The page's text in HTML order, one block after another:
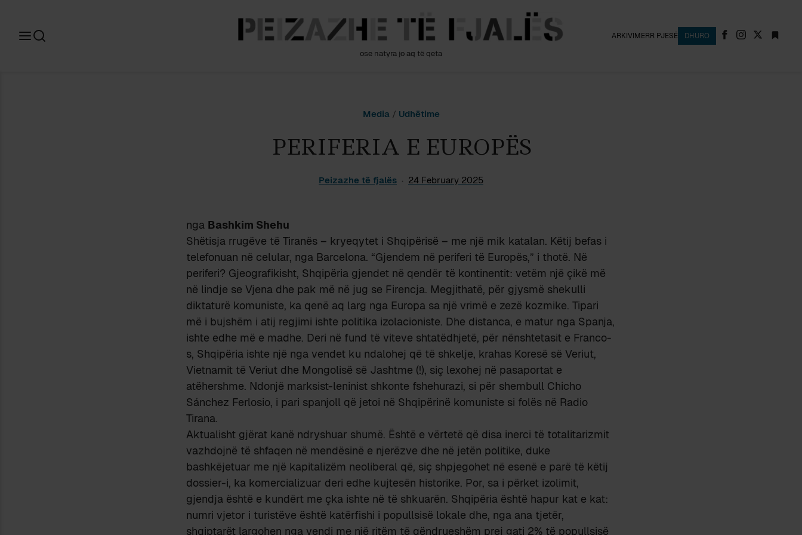
ose natyra jo aq të qeta
ARKIVIMERR PJESË DHURO
Media/ Udhëtime
PERIFERIA E EUROPËS
Peizazhe të fjalës 24 February 2025
nga Bashkim Shehu
Shëtisja rrugëve të Tiranës – kryeqytet i Shqipërisë – me një mik katalan. Këtij befas i
telefonuan në celular, nga Barcelona. “Gjendem në periferi të Europës,” i thotë. Në
periferi? Gjeografikisht, Shqipëria gjendet në qendër të kontinentit: vetëm një çikë më
në lindje se Vjena dhe pak më në jug se Firencja. Megjithatë, për gjysmë shekulli
diktaturë komuniste, ka qenë aq larg nga Europa sa një vrimë e zezë kozmike. Tipari
më i bujshëm i atij regjimi ishte politika izolacioniste. Dhe distanca, e matur nga Spanja,
ishte edhe më e madhe. Deri në fund të viteve shtatëdhjetë, për nënshtetasit e Franco-
s, Shqipëria ishte një nga vendet ku ndalohej që të shkelje, krahas Koresë së Veriut,
Vietnamit të Veriut dhe Mongolisë së Jashtme (!), siç lexohej në pasaportat e
atëhershme. Ndonjë marksist-leninist shkonte fshehurazi, si për shembull Chicho
Sánchez Ferlosio, i pari spanjoll që jetoi në Shqipërinë komuniste si folës në Radio
Tirana.
Aktualisht gjërat kanë ndryshuar shumë. Është e vërtetë që disa inerci të totalitarizmit
vazhdojnë të shfaqen në mendësinë e njerëzve dhe në jetën politike, duke
bashkëjetuar me një kapitalizëm neoliberal që, siç shpjegohet në esenë e parë të këtij
dossier-i, ka komercializuar deri edhe kujtesën historike. Por, sa i përket izolimit,
gjendja është e kundërt me çka ishte në të shkuarën. Shqipëria është hapur kat e kat:
numri vjetor i turistëve është katërfishi i popullsisë lokale dhe, nga ana tjetër,
shqiptarët largohen nga vendi me një ritëm të qëndrueshëm prej gati 2% të popullsisë